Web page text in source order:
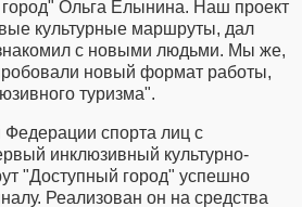
Ольга Елынина. Наш проект
культурные маршруты, дал
с новыми людьми. Мы же,
новый формат работы,
туризма".
Федерации спорта лиц с
инклюзивный культурно-
"Доступный город" успешно
Реализован он на средства